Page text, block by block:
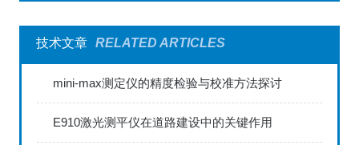
技术文章 RELATED ARTICLES
mini-max测定仪的精度检验与校准方法探讨
E910激光测平仪在道路建设中的关键作用